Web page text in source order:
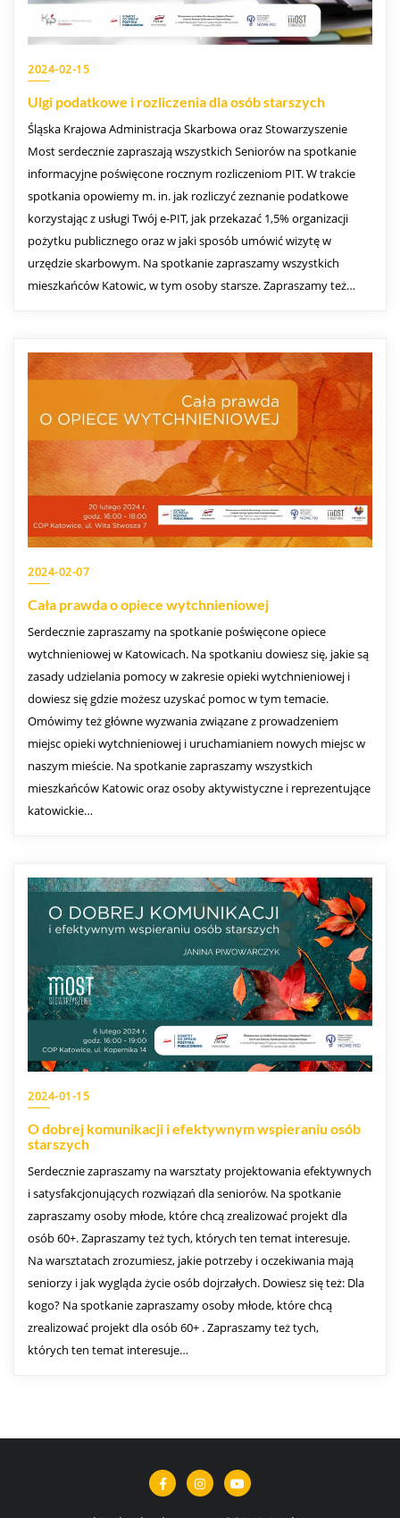
2024-02-15
Ulgi podatkowe i rozliczenia dla osób starszych
Śląska Krajowa Administracja Skarbowa oraz Stowarzyszenie
Most serdecznie zapraszają wszystkich Seniorów na spotkanie
informacyjne poświęcone rocznym rozliczeniom PIT. W trakcie
spotkania opowiemy m. in. jak rozliczyć zeznanie podatkowe
korzystając z usługi Twój e-PIT, jak przekazać 1,5% organizacji
pożytku publicznego oraz w jaki sposób umówić wizytę w
urzędzie skarbowym. Na spotkanie zapraszamy wszystkich
mieszkańców Katowic, w tym osoby starsze. Zapraszamy też…
2024-02-07
Cała prawda o opiece wytchnieniowej
Serdecznie zapraszamy na spotkanie poświęcone opiece
wytchnieniowej w Katowicach. Na spotkaniu dowiesz się, jakie są
zasady udzielania pomocy w zakresie opieki wytchnieniowej i
dowiesz się gdzie możesz uzyskać pomoc w tym temacie.
Omówimy też główne wyzwania związane z prowadzeniem
miejsc opieki wytchnieniowej i uruchamianiem nowych miejsc w
naszym mieście. Na spotkanie zapraszamy wszystkich
mieszkańców Katowic oraz osoby aktywistyczne i reprezentujące
katowickie…
2024-01-15
O dobrej komunikacji i efektywnym wspieraniu osób
starszych
Serdecznie zapraszamy na warsztaty projektowania efektywnych
i satysfakcjonujących rozwiązań dla seniorów. Na spotkanie
zapraszamy osoby młode, które chcą zrealizować projekt dla
osób 60+. Zapraszamy też tych, których ten temat interesuje.
Na warsztatach zrozumiesz, jakie potrzeby i oczekiwania mają
seniorzy i jak wygląda życie osób dojrzałych. Dowiesz się też: Dla
kogo? Na spotkanie zapraszamy osoby młode, które chcą
zrealizować projekt dla osób 60+ . Zapraszamy też tych,
których ten temat interesuje…